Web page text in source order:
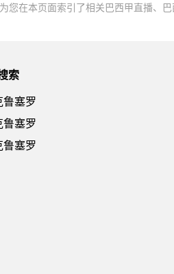
您在本页面索引了相关巴西甲直播、
索
鲁塞罗
鲁塞罗
鲁塞罗